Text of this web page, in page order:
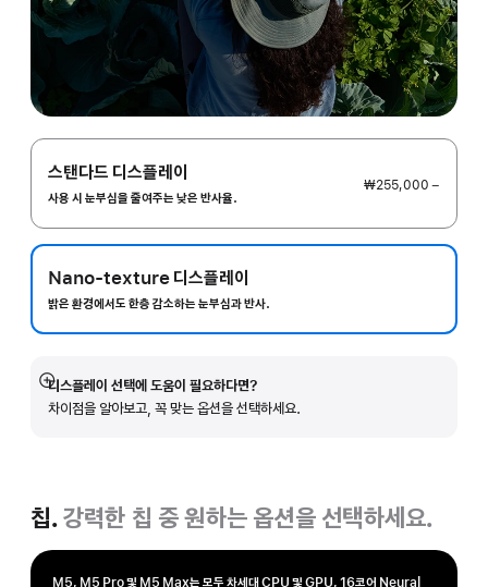
스탠다드 디스플레이
사용 시 눈부심을 줄여주는 낮은 반사율.
₩255,000 −
Nano-texture 디스플레이
밝은 환경에서도 한층 감소하는 눈부심과 반사.
디스플레이 선택에 도움이 필요하다면?
차이점을 알아보고, 꼭 맞는 옵션을 선택하세요.
자세히
보기
칩.강력한 칩 중 원하는 옵션을 선택하세요.
M5, M5 Pro 및 M5 Max는 모두 차세대 CPU 및 GPU, 16코어 Neural